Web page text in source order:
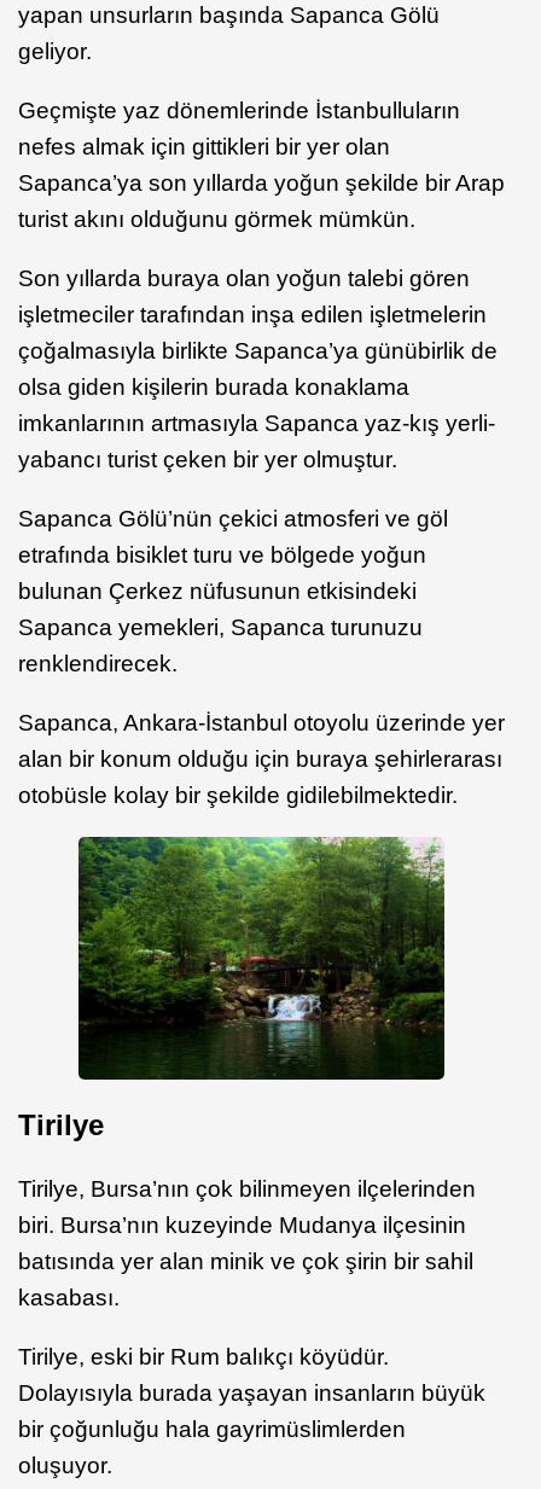
yapan unsurların başında Sapanca Gölü
geliyor.
Geçmişte yaz dönemlerinde İstanbulluların
nefes almak için gittikleri bir yer olan
Sapanca’ya son yıllarda yoğun şekilde bir Arap
turist akını olduğunu görmek mümkün.
Son yıllarda buraya olan yoğun talebi gören
işletmeciler tarafından inşa edilen işletmelerin
çoğalmasıyla birlikte Sapanca’ya günübirlik de
olsa giden kişilerin burada konaklama
imkanlarının artmasıyla Sapanca yaz-kış yerli-
yabancı turist çeken bir yer olmuştur.
Sapanca Gölü’nün çekici atmosferi ve göl
etrafında bisiklet turu ve bölgede yoğun
bulunan Çerkez nüfusunun etkisindeki
Sapanca yemekleri, Sapanca turunuzu
renklendirecek.
Sapanca, Ankara-İstanbul otoyolu üzerinde yer
alan bir konum olduğu için buraya şehirlerarası
otobüsle kolay bir şekilde gidilebilmektedir.
Tirilye
Tirilye, Bursa’nın çok bilinmeyen ilçelerinden
biri. Bursa’nın kuzeyinde Mudanya ilçesinin
batısında yer alan minik ve çok şirin bir sahil
kasabası.
Tirilye, eski bir Rum balıkçı köyüdür.
Dolayısıyla burada yaşayan insanların büyük
bir çoğunluğu hala gayrimüslimlerden
oluşuyor.